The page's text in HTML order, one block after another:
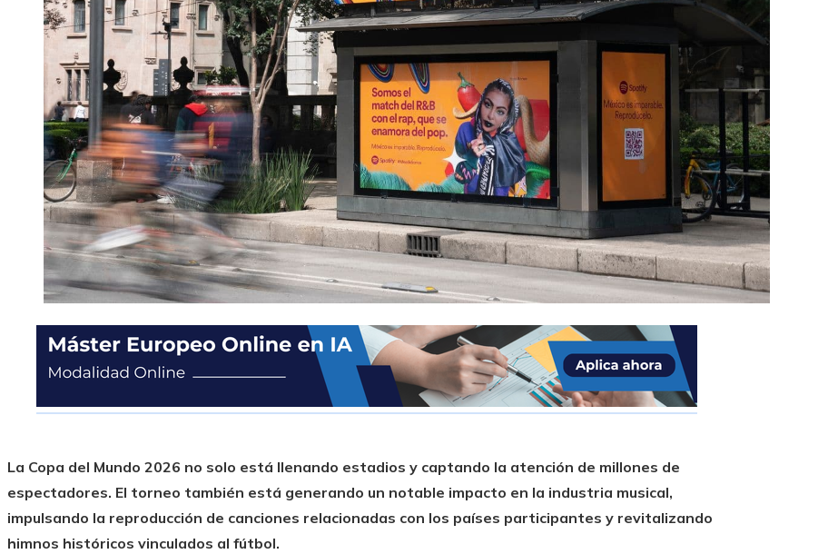
La Copa del Mundo 2026 no solo está llenando estadios y captando la atención de millones de
espectadores. El torneo también está generando un notable impacto en la industria musical,
impulsando la reproducción de canciones relacionadas con los países participantes y revitalizando
himnos históricos vinculados al fútbol.